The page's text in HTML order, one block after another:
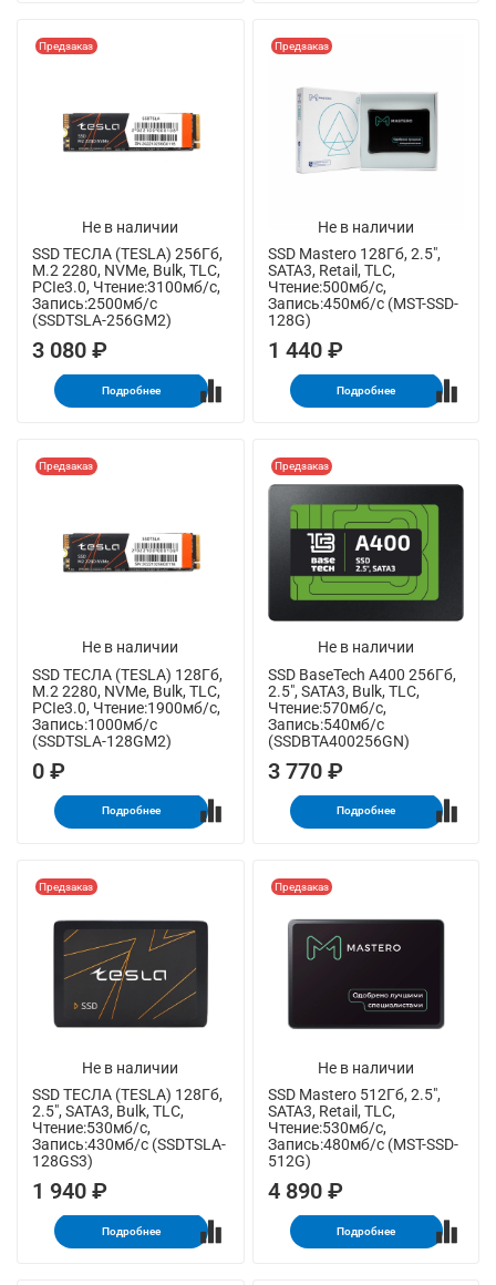
Не в наличии
Предзаказ
SSD ТЕСЛА (TESLA) 256Гб,
M.2 2280, NVMe, Bulk, TLC,
PCIe3.0, Чтение:3100мб/с,
Запись:2500мб/с
(SSDTSLA-256GM2)
3 080 ₽
Подробнее
Не в наличии
Предзаказ
SSD Mastero 128Гб, 2.5",
SATA3, Retail, TLC,
Чтение:500мб/с,
Запись:450мб/с (MST-SSD-
128G)
1 440 ₽
Подробнее
Не в наличии
Предзаказ
SSD ТЕСЛА (TESLA) 128Гб,
M.2 2280, NVMe, Bulk, TLC,
PCIe3.0, Чтение:1900мб/с,
Запись:1000мб/с
(SSDTSLA-128GM2)
0 ₽
Подробнее
Не в наличии
Предзаказ
SSD BaseTech A400 256Гб,
2.5", SATA3, Bulk, TLC,
Чтение:570мб/с,
Запись:540мб/с
(SSDBTA400256GN)
3 770 ₽
Подробнее
Не в наличии
Предзаказ
SSD ТЕСЛА (TESLA) 128Гб,
2.5", SATA3, Bulk, TLC,
Чтение:530мб/с,
Запись:430мб/с (SSDTSLA-
128GS3)
1 940 ₽
Подробнее
Не в наличии
Предзаказ
SSD Mastero 512Гб, 2.5",
SATA3, Retail, TLC,
Чтение:530мб/с,
Запись:480мб/с (MST-SSD-
512G)
4 890 ₽
Подробнее